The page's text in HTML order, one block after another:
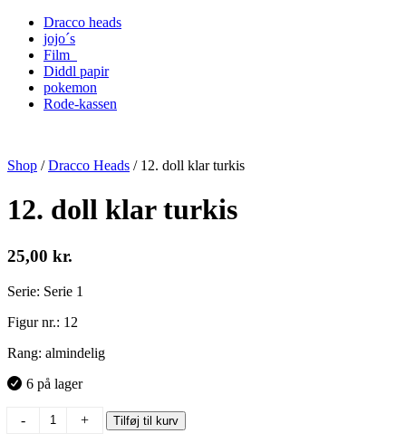
Dracco heads
jojo´s
Film
Diddl papir
pokemon
Rode-kassen
Shop /Dracco Heads / 12. doll klar turkis
12. doll klar turkis
25,00 kr.
Serie: Serie 1
Figur nr.: 12
Rang: almindelig
6 på lager
- + Tilføj til kurv